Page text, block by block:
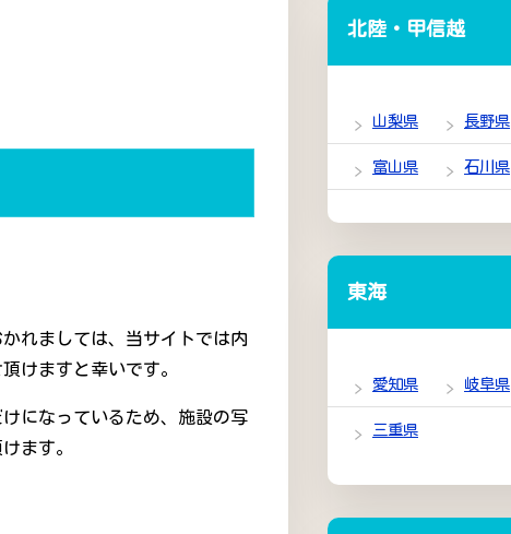
れましては、当サイトでは内
けますと幸いです。
になっているため、施設の写
ます。
北陸・甲信越
山梨県 長野県
富山県 石川県
東海
愛知県 岐阜県
三重県